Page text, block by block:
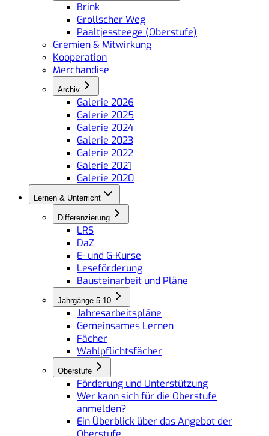
Brink
Grollscher Weg
Paaltjessteege (Oberstufe)
Gremien & Mitwirkung
Kooperation
Merchandise
Archiv
Galerie 2026
Galerie 2025
Galerie 2024
Galerie 2023
Galerie 2022
Galerie 2021
Galerie 2020
Lernen & Unterricht
Differenzierung
LRS
DaZ
E- und G-Kurse
Leseförderung
Bausteinarbeit und Pläne
Jahrgänge 5-10
Jahresarbeitspläne
Gemeinsames Lernen
Fächer
Wahlpflichtsfächer
Oberstufe
Förderung und Unterstützung
Wer kann sich für die Oberstufe
anmelden?
Ein Überblick über das Angebot der